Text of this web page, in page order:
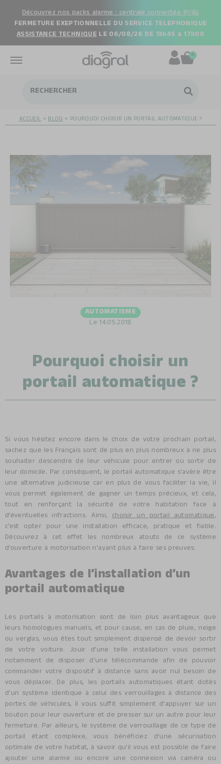
contenu
Découvrez nos packs alarme : centrale connectée IP/4G
FERMETURE EXEPTIONNELLE DU SERVICE TELEPHONIQUE
ASSISTANCE TECHNIQUELE 06/08/26 DE 13h45 à 17h00
0
ACCUEIL >BLOG> POURQUOI CHOISIR UN PORTAIL AUTOMATIQUE ?
AUTOMATISME
Le 14.05.2018
Pourquoi choisir un
portail automatique ?
Si vous hésitez encore dans le choix de votre prochain portail,
sachez que les Français sont de plus en plus nombreux à ne plus
souhaiter descendre de leur véhicule pour entrer ou sortir de
leur domicile. Par conséquent, le portail automatique s’avère être
une alternative judicieuse car en plus de vous faciliter la vie, il
vous permet également de gagner un temps précieux, et cela,
tout en renforçant la sécurité de votre habitation face à
d’éventuelles infractions. Ainsi,choisir un portail automatique,
c’est opter pour une installation efficace, pratique et fiable.
Découvrez à cet effet les nombreux atouts de ce système
d’ouverture à motorisation n’ayant plus à faire ses preuves.
Avantages de l’installation d’un
portail automatique
Les portails à motorisation sont de loin plus avantageux que
leurs homologues manuels, et pour cause, en cas de pluie, neige
ou verglas, vous êtes tout simplement dispensé de devoir sortir
de votre voiture. Jouir d’une telle installation vous permet
notamment de disposer d’une télécommande afin de pouvoir
commander votre dispositif à distance sans avoir nul besoin de
vous déplacer. De plus, les portails automatiques étant dotés
d’un système identique à celui des verrouillages à distance des
portes de véhicules, il vous suffit simplement d’appuyer sur un
bouton pour leur ouverture et de presser sur un autre pour leur
fermeture. Par ailleurs, le système de verrouillage de ce type de
portail étant complexe, vous bénéficiez d’une sécurisation
optimale de votre habitat, à savoir qu’il vous est possible de faire
ajouter une alarme ou encore une connexion via caméra ou